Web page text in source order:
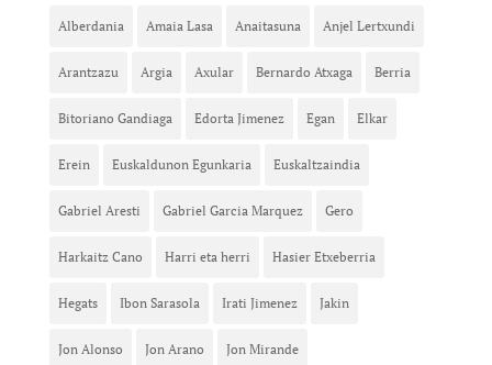
Alberdania Amaia Lasa Anaitasuna Anjel Lertxundi
Arantzazu Argia Axular Bernardo Atxaga Berria
Bitoriano Gandiaga Edorta Jimenez Egan Elkar
Erein Euskaldunon Egunkaria Euskaltzaindia
Gabriel Aresti Gabriel Garcia Marquez Gero
Harkaitz Cano Harri eta herri Hasier Etxeberria
Hegats Ibon Sarasola Irati Jimenez Jakin
Jon Alonso Jon Arano Jon Mirande